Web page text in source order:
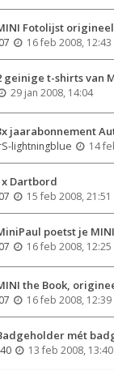
Fotolijst
16 feb 2008, 12:43
geinige t-shirts van
29 jan 2008, 14:04
jaarabonnement
lightningblue 14
Dartbord
15 feb 2008, 21:51
poetst je
16 feb 2008, 12:25
the Book,
16 feb 2008, 12:39
mét
13 feb 2008, 13:40